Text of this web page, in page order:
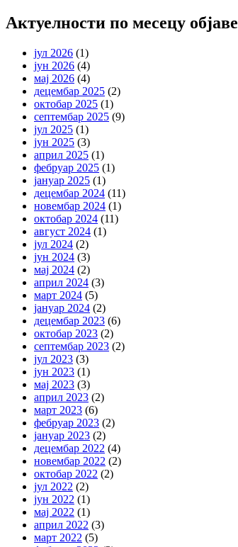
Актуелности по месецу објаве
јул 2026 (1)
јун 2026 (4)
мај 2026 (4)
децембар 2025 (2)
октобар 2025 (1)
септембар 2025 (9)
јул 2025 (1)
јун 2025 (3)
април 2025 (1)
фебруар 2025 (1)
јануар 2025 (1)
децембар 2024 (11)
новембар 2024 (1)
октобар 2024 (11)
август 2024 (1)
јул 2024 (2)
јун 2024 (3)
мај 2024 (2)
април 2024 (3)
март 2024 (5)
јануар 2024 (2)
децембар 2023 (6)
октобар 2023 (2)
септембар 2023 (2)
јул 2023 (3)
јун 2023 (1)
мај 2023 (3)
април 2023 (2)
март 2023 (6)
фебруар 2023 (2)
јануар 2023 (2)
децембар 2022 (4)
новембар 2022 (2)
октобар 2022 (2)
јул 2022 (2)
јун 2022 (1)
мај 2022 (1)
април 2022 (3)
март 2022 (5)